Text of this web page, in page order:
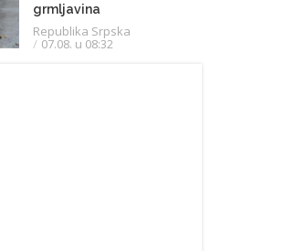
grmljavina
Republika Srpska
07.08. u 08:32